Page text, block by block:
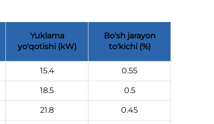
Yuklama
yo'qotishi (kW)
Bo'sh jarayon
to'kichi (%)
15.4 0.55
18.5 0.5
21.8 0.45